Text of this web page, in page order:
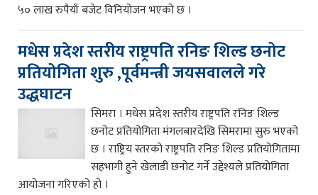
५० लाख रुपैयाँ बजेट विनियोजन भएको छ ।
मधेस प्रदेश स्तरीय राष्ट्रपति रनिङ शिल्ड छनोट
प्रतियोगिता शुरु ,पूर्वमन्त्री जयसवालले गरे
उद्धघाटन
सिमरा । मधेस प्रदेश स्तरीय राष्ट्रपति रनिङ शिल्ड
छनोट प्रतियोगिता मंगलबारदेखि सिमरामा सुरु भएको
छ । राष्ट्रिय स्तरको राष्ट्रपति रनिङ शिल्ड प्रतियोगितामा
सहभागी हुने खेलाडी छनोट गर्ने उद्देश्यले प्रतियोगिता
आयोजना गरिएको हो ।